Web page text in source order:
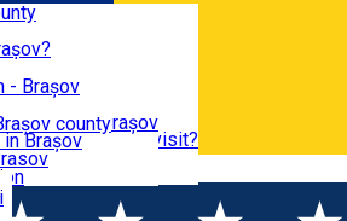
Centers
attractions
recommend to visit?
- Brașov
Center - Brașov
Brașov
county